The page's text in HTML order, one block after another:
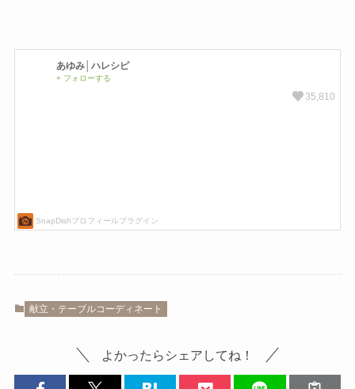
献立・テーブルコーディネート
よかったらシェアしてね！